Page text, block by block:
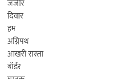
जंजीर
दिवार
हम
अग्निपथ
आखरी रास्ता
बॉर्डर